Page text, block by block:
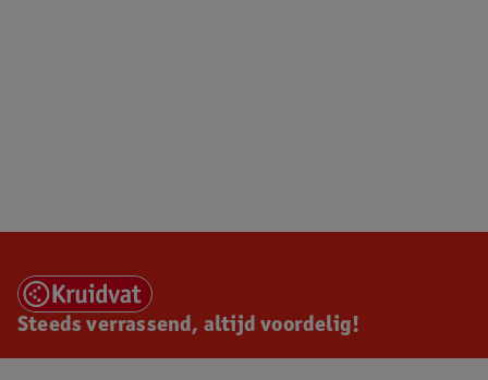
Steeds verrassend, altijd voordelig!